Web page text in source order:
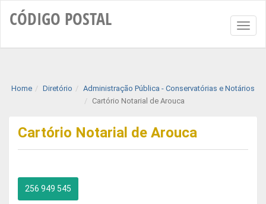
CÓDIGO POSTAL
Home Diretório
Administração Pública - Conservatórias e Notários
Cartório Notarial de Arouca
Cartório Notarial de Arouca
256 949 545